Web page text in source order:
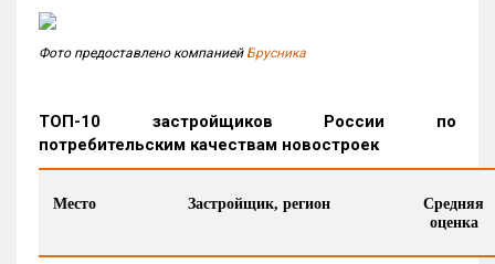
Фото предоставлено компанией Брусника
ТОП-10 застройщиков России по
потребительским качествам новостроек
Место Застройщик, регион
Средняя
оценка